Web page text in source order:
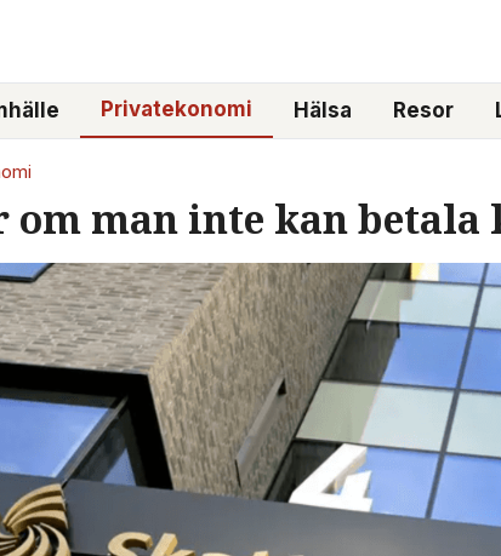
Privatekonomi Hälsa Resor
om man inte kan